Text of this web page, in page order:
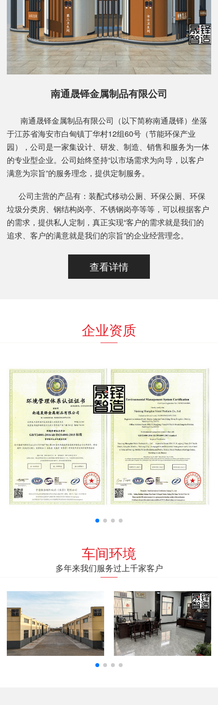
南通晟铎金属制品有限公司
南通晟铎金属制品有限公司（以下简称南通晟铎）坐落
于江苏省海安市白甸镇丁华村12组60号（节能环保产业
园），公司是一家集设计、研发、制造、销售和服务为一体
的专业型企业。公司始终坚持“以市场需求为向导，以客户
满意为宗旨”的服务理念，提供定制服务。
公司主营的产品有：装配式移动公厕、环保公厕、环保
垃圾分类房、钢结构岗亭、不锈钢岗亭等等，可以根据客户
的需求，提供私人定制，真正实现“客户的需求就是我们的
追求、客户的满意就是我们的宗旨”的企业经营理念。
查看详情
企业资质
车间环境
多年来我们服务过上千家客户